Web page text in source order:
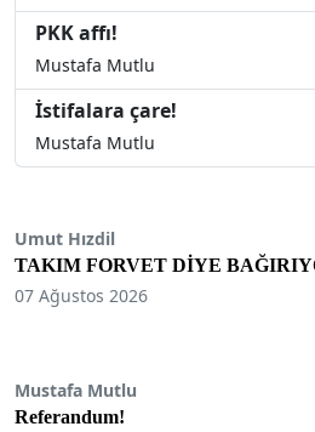
PKK affı!
Mustafa Mutlu
İstifalara çare!
Mustafa Mutlu
Umut Hızdil
TAKIM FORVET DİYE
07 Ağustos 2026
Mustafa Mutlu
Referandum!